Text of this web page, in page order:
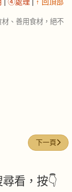
④處理 ↑ 回頂部
、善用食材，絕不
下一篇文章
下一頁
看，按👇